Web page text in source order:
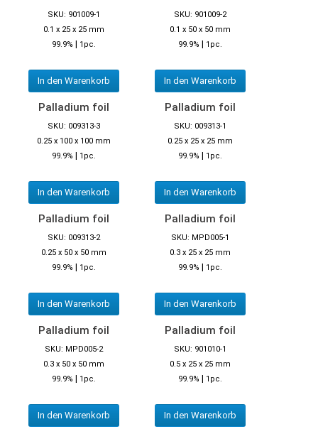
SKU: 901009-1
0.1 x 25 x 25 mm
99.9% | 1pc.
In den Warenkorb
SKU: 901009-2
0.1 x 50 x 50 mm
99.9% | 1pc.
In den Warenkorb
Palladium foil
SKU: 009313-3
0.25 x 100 x 100 mm
99.9% | 1pc.
In den Warenkorb
Palladium foil
SKU: 009313-1
0.25 x 25 x 25 mm
99.9% | 1pc.
In den Warenkorb
Palladium foil
SKU: 009313-2
0.25 x 50 x 50 mm
99.9% | 1pc.
In den Warenkorb
Palladium foil
SKU: MPD005-1
0.3 x 25 x 25 mm
99.9% | 1pc.
In den Warenkorb
Palladium foil
SKU: MPD005-2
0.3 x 50 x 50 mm
99.9% | 1pc.
In den Warenkorb
Palladium foil
SKU: 901010-1
0.5 x 25 x 25 mm
99.9% | 1pc.
In den Warenkorb